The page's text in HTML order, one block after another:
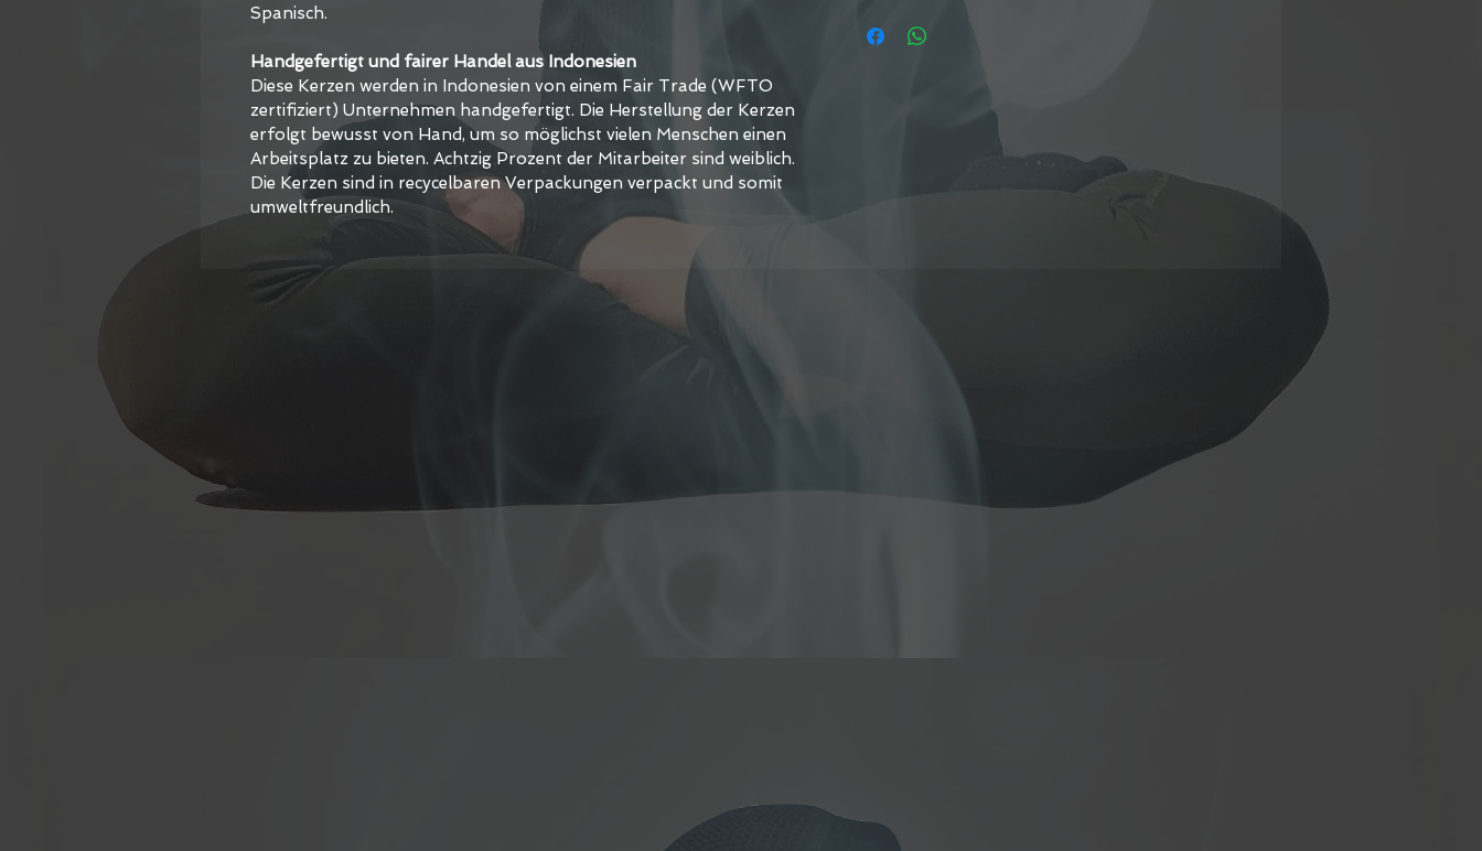
Spanisch.
Handgefertigt und fairer Handel aus Indonesien
Diese Kerzen werden in Indonesien von einem Fair Trade (WFTO
zertifiziert) Unternehmen handgefertigt. Die Herstellung der Kerzen
erfolgt bewusst von Hand, um so möglichst vielen Menschen einen
Arbeitsplatz zu bieten. Achtzig Prozent der Mitarbeiter sind weiblich.
Die Kerzen sind in recycelbaren Verpackungen verpackt und somit
umweltfreundlich.
EAN           8718657460550